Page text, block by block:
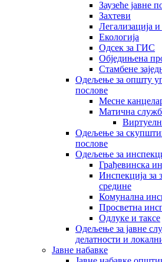
Заузеће јавне
Захтеви
Легализација
Екологија
Одсек за ГИС
Обједињена
Стамбене
Oдељење за општу
послове
Месне
Матична
Одељење за
послове
Одељење за
Грађевинска
Инспекција за
средине
Комунална
Просветна
Одлуке и таксе
Одељење за јавне
делатности и
Јавне набавке